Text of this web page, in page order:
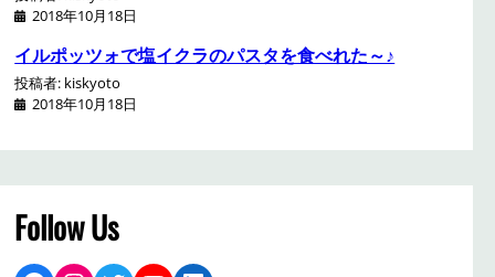
2018年10月18日
イルポッツォで塩イクラのパスタを食べれた～♪
投稿者: kiskyoto
2018年10月18日
Follow Us